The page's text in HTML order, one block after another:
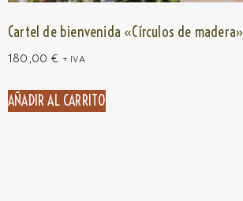
Cartel de bienvenida «Círculos de madera»
180,00 € + IVA
AÑADIR AL CARRITO